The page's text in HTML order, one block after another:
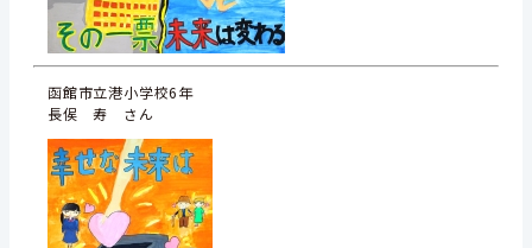
函館市立港小学校6年
長㑨 寿 さん